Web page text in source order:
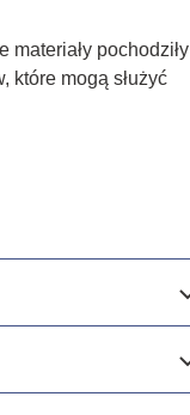
pochodziły
które mogą służyć